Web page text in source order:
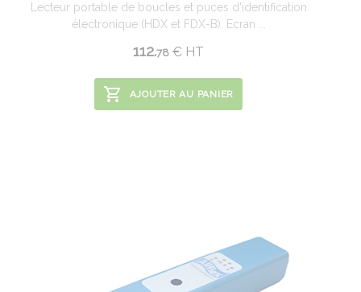
Lecteur portable de boucles et puces d'identification
électronique (HDX et FDX-B). Ecran ...
112.78 € HT
AJOUTER AU PANIER